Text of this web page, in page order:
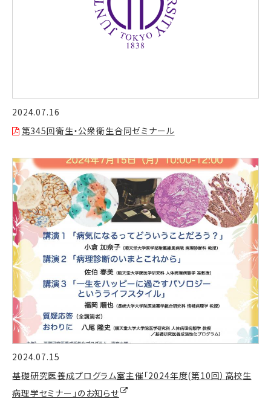
2024.07.16
第345回衛生・公衆衛生合同ゼミナール
2024.07.15
基礎研究医養成プログラム室主催「2024年度(第10回）高校生
病理学セミナー」のお知らせ